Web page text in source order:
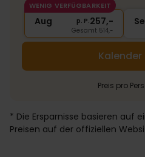
WENIG VERFÜGBARKEIT
Aug p. P.257,-
Gesamt 514,-
Kalender
Preis pro
* Die Ersparnisse basieren auf
Preisen auf der offiziellen